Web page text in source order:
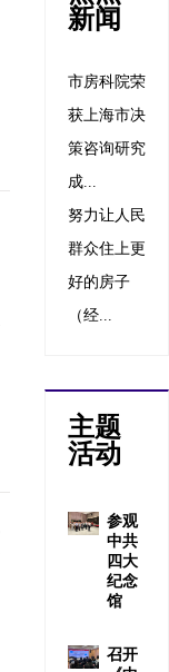
新闻
市房科院荣
获上海市决
策咨询研究
成...
努力让人民
群众住上更
好的房子
（经...
主题
活动
参观
中共
四大
纪念
馆
召开